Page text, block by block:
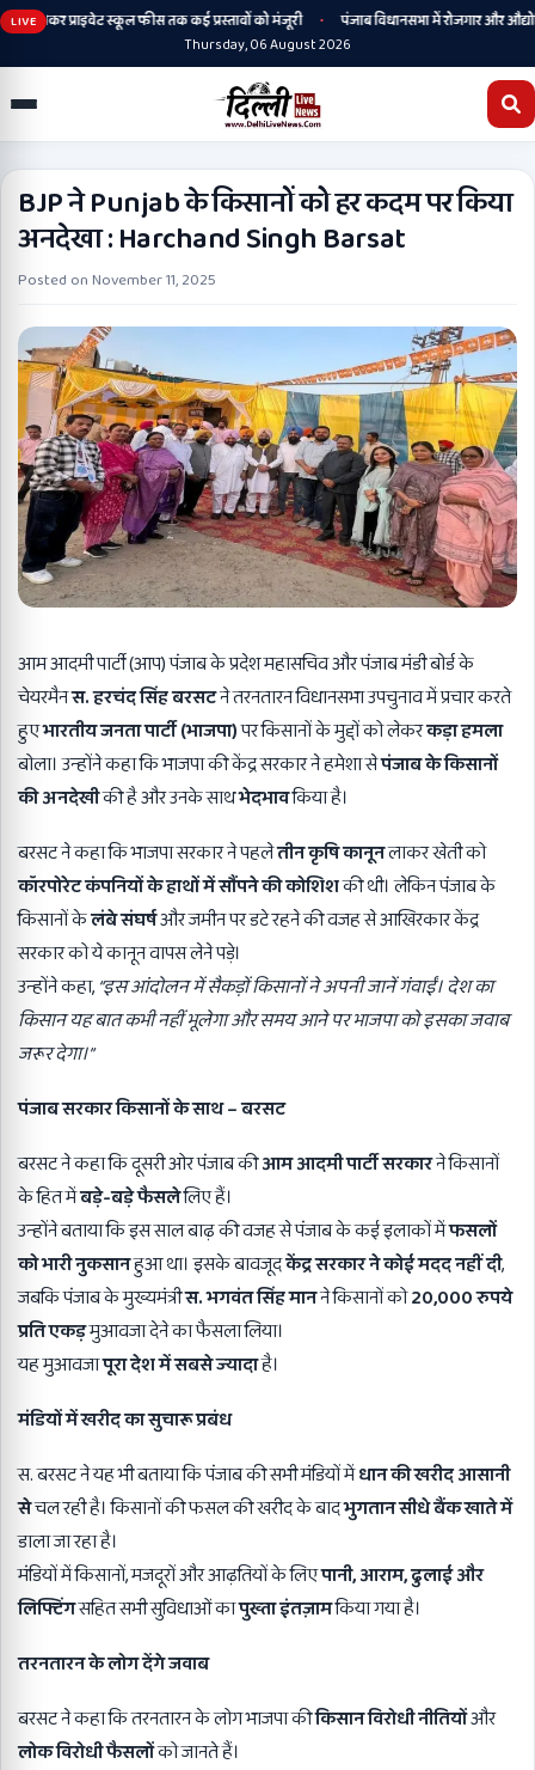
LIVE
लेकर प्राइवेट स्कूल फीस तक कई प्रस्तावों को मंजूरी •
पंजाब विधानसभा में रोजगार और
Thursday, 06 August 2026
BJP ने Punjab के किसानों को हर कदम पर किया
अनदेखा : Harchand Singh Barsat
Posted onNovember 11, 2025
आम आदमी पार्टी (आप) पंजाब के प्रदेश महासचिव और पंजाब मंडी बोर्ड के
चेयरमैनस. हरचंद सिंह बरसटने तरनतारन विधानसभा उपचुनाव में प्रचार करते
हुएभारतीय जनता पार्टी (भाजपा)पर किसानों के मुद्दों को लेकरकड़ा हमला
बोला। उन्होंने कहा कि भाजपा की केंद्र सरकार ने हमेशा सेपंजाब के किसानों
की अनदेखीकी है और उनके साथभेदभावकिया है।
बरसट ने कहा कि भाजपा सरकार ने पहलेतीन कृषि कानूनलाकर खेती को
कॉरपोरेट कंपनियों के हाथों में सौंपने की कोशिशकी थी। लेकिन पंजाब के
किसानों केलंबे संघर्षऔर जमीन पर डटे रहने की वजह से आखिरकार केंद्र
सरकार को ये कानून वापस लेने पड़े।
उन्होंने कहा, “इस आंदोलन में सैकड़ों किसानों ने अपनी जानें गंवाईं। देश का
किसान यह बात कभी नहीं भूलेगा और समय आने पर भाजपा को इसका जवाब
जरूर देगा।”
पंजाब सरकार किसानों के साथ–बरसट
बरसट ने कहा कि दूसरी ओर पंजाब कीआम आदमी पार्टी सरकारने किसानों
के हित मेंबड़े-बड़े फैसलेलिए हैं।
उन्होंने बताया कि इस साल बाढ़ की वजह से पंजाब के कई इलाकों मेंफसलों
को भारी नुकसानहुआ था। इसके बावजूदकेंद्र सरकार ने कोई मदद नहीं दी,
जबकि पंजाब के मुख्यमंत्रीस. भगवंत सिंह मानने किसानों को20,000रुपये
प्रति एकड़मुआवजा देने का फैसला लिया।
यह मुआवजापूरा देश में सबसे ज्यादाहै।
मंडियों में खरीद का सुचारू प्रबंध
स. बरसट ने यह भी बताया कि पंजाब की सभी मंडियों मेंधान की खरीद आसानी
सेचल रही है। किसानों की फसल की खरीद के बादभुगतान सीधे बैंक खाते में
डाला जा रहा है।
मंडियों में किसानों, मजदूरों और आढ़तियों के लिएपानी,आराम,ढुलाई और
लिफ्टिंगसहित सभी सुविधाओं कापुख्ता इंतज़ामकिया गया है।
तरनतारन के लोग देंगे जवाब
बरसट ने कहा कि तरनतारन के लोग भाजपा कीकिसान विरोधी नीतियोंऔर
लोक विरोधी फैसलोंको जानते हैं।